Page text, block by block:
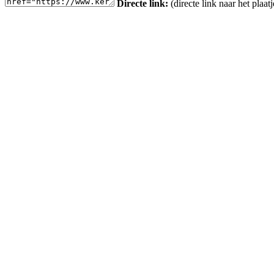
Directe link: (directe link naar het